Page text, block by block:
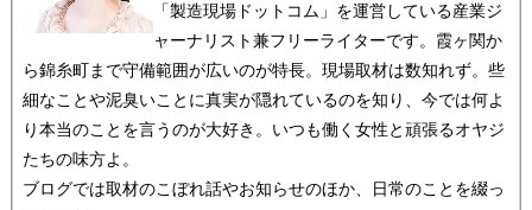
「製造現場ドットコム」を運営している産業ジ
ャーナリスト兼フリーライターです。霞ヶ関か
ら錦糸町まで守備範囲が広いのが特長。現場取材は数知れず。些
細なことや泥臭いことに真実が隠れているのを知り、今では何よ
り本当のことを言うのが大好き。いつも働く女性と頑張るオヤジ
たちの味方よ。
ブログでは取材のこぼれ話やお知らせのほか、日常のことを綴っ